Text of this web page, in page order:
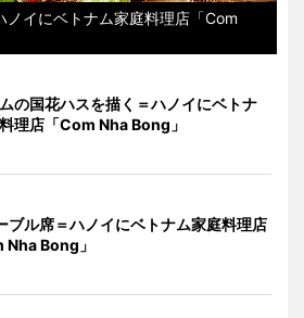
ノイにベトナム家庭料理店「Com
の国花ハスを描く＝ハノイにベトナ
理店「Com Nha Bong」
ブル席＝ハノイにベトナム家庭料理店
Nha Bong」